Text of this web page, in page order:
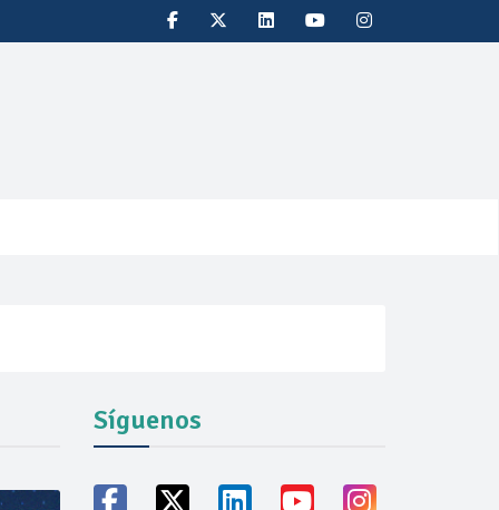
Síguenos